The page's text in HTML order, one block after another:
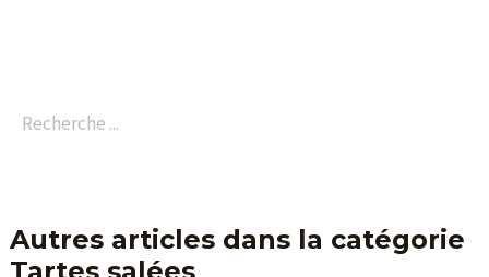
Autres articles dans la catégorie